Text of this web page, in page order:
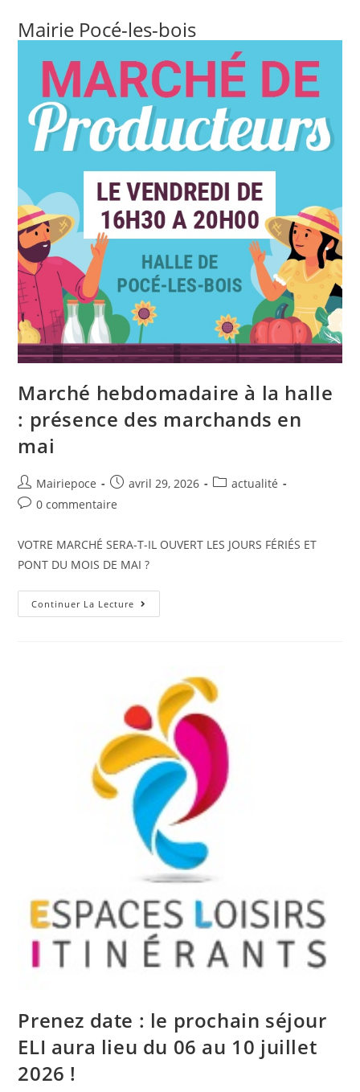
Mairie Pocé-les-bois
Marché hebdomadaire à la halle
: présence des marchands en
mai
Mairiepoce avril 29, 2026
actualité
0 commentaire
VOTRE MARCHÉ SERA-T-IL OUVERT LES JOURS FÉRIÉS ET
PONT DU MOIS DE MAI ?
Continuer La Lecture
Prenez date : le prochain séjour
ELI aura lieu du 06 au 10 juillet
2026 !